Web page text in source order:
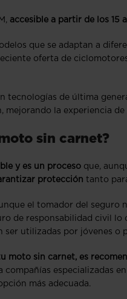
accesible a partir de los 15
que se adaptan a
oferta de
tecnologías de última
mejorando la experiencia
sin carnet?
y es un proceso que,
protección tanto
el tomador del
de responsabilidad civil
ser utilizadas por jóvenes o
moto sin carnet, es
compañías especializadas
más adecuada.